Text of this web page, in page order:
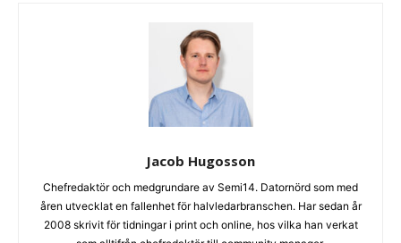
Jacob Hugosson
Chefredaktör och medgrundare av Semi14. Datornörd som med
åren utvecklat en fallenhet för halvledarbranschen. Har sedan år
2008 skrivit för tidningar i print och online, hos vilka han verkat